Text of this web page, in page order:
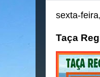
sexta-
Taça